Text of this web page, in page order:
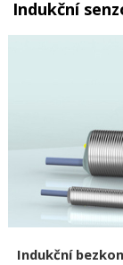
Indukční
Indukční